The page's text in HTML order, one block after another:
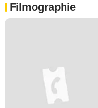
Filmographie